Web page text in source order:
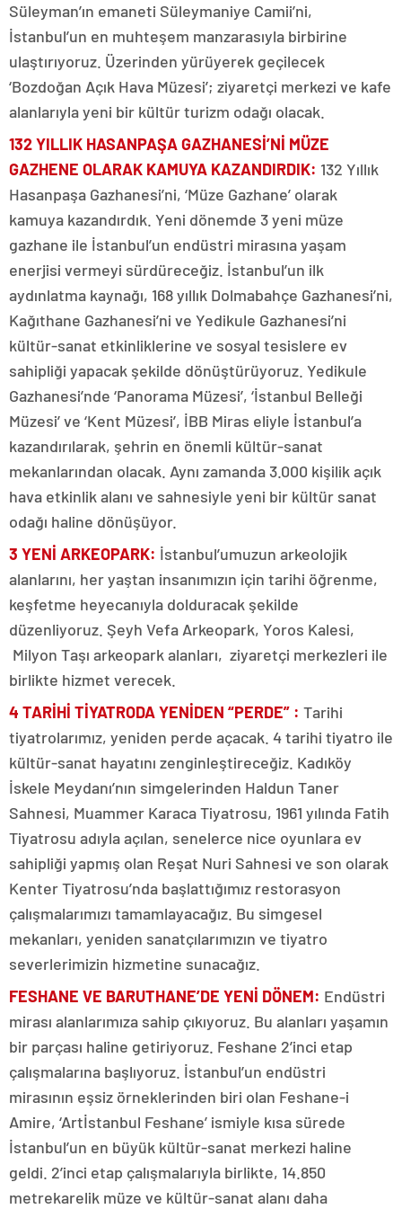
Süleyman’ın emaneti Süleymaniye Camii’ni,
İstanbul’un en muhteşem manzarasıyla birbirine
ulaştırıyoruz. Üzerinden yürüyerek geçilecek
‘Bozdoğan Açık Hava Müzesi’; ziyaretçi merkezi ve kafe
alanlarıyla yeni bir kültür turizm odağı olacak.
132 YILLIK HASANPAŞA GAZHANESİ’Nİ MÜZE
GAZHENE OLARAK KAMUYA KAZANDIRDIK: 132 Yıllık
Hasanpaşa Gazhanesi’ni, ‘Müze Gazhane’ olarak
kamuya kazandırdık. Yeni dönemde 3 yeni müze
gazhane ile İstanbul’un endüstri mirasına yaşam
enerjisi vermeyi sürdüreceğiz. İstanbul’un ilk
aydınlatma kaynağı, 168 yıllık Dolmabahçe Gazhanesi’ni,
Kağıthane Gazhanesi’ni ve Yedikule Gazhanesi’ni
kültür-sanat etkinliklerine ve sosyal tesislere ev
sahipliği yapacak şekilde dönüştürüyoruz. Yedikule
Gazhanesi’nde ‘Panorama Müzesi’, ‘İstanbul Belleği
Müzesi’ ve ‘Kent Müzesi’, İBB Miras eliyle İstanbul’a
kazandırılarak, şehrin en önemli kültür-sanat
mekanlarından olacak. Aynı zamanda 3.000 kişilik açık
hava etkinlik alanı ve sahnesiyle yeni bir kültür sanat
odağı haline dönüşüyor.
3 YENİ ARKEOPARK: İstanbul’umuzun arkeolojik
alanlarını, her yaştan insanımızın için tarihi öğrenme,
keşfetme heyecanıyla dolduracak şekilde
düzenliyoruz. Şeyh Vefa Arkeopark, Yoros Kalesi,
Milyon Taşı arkeopark alanları, ziyaretçi merkezleri ile
birlikte hizmet verecek.
4 TARİHİ TİYATRODA YENİDEN “PERDE” : Tarihi
tiyatrolarımız, yeniden perde açacak. 4 tarihi tiyatro ile
kültür-sanat hayatını zenginleştireceğiz. Kadıköy
İskele Meydanı’nın simgelerinden Haldun Taner
Sahnesi, Muammer Karaca Tiyatrosu, 1961 yılında Fatih
Tiyatrosu adıyla açılan, senelerce nice oyunlara ev
sahipliği yapmış olan Reşat Nuri Sahnesi ve son olarak
Kenter Tiyatrosu’nda başlattığımız restorasyon
çalışmalarımızı tamamlayacağız. Bu simgesel
mekanları, yeniden sanatçılarımızın ve tiyatro
severlerimizin hizmetine sunacağız.
FESHANE VE BARUTHANE’DE YENİ DÖNEM: Endüstri
mirası alanlarımıza sahip çıkıyoruz. Bu alanları yaşamın
bir parçası haline getiriyoruz. Feshane 2’inci etap
çalışmalarına başlıyoruz. İstanbul’un endüstri
mirasının eşsiz örneklerinden biri olan Feshane-i
Amire, ‘Artİstanbul Feshane’ ismiyle kısa sürede
İstanbul’un en büyük kültür-sanat merkezi haline
geldi. 2’inci etap çalışmalarıyla birlikte, 14.850
metrekarelik müze ve kültür-sanat alanı daha